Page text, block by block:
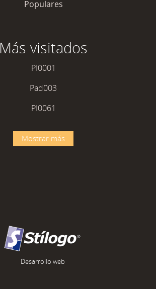
Populares
Más visitados
PI0001
Pad003
PI0061
Mostrar más
Desarrollo web